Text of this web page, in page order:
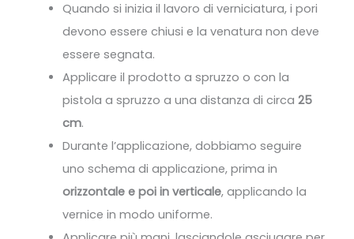
Quando si inizia il lavoro di verniciatura, i pori
devono essere chiusi e la venatura non deve
essere segnata.
Applicare il prodotto a spruzzo o con la
pistola a spruzzo a una distanza di circa 25
cm.
Durante l’applicazione, dobbiamo seguire
uno schema di applicazione, prima in
orizzontale e poi in verticale, applicando la
vernice in modo uniforme.